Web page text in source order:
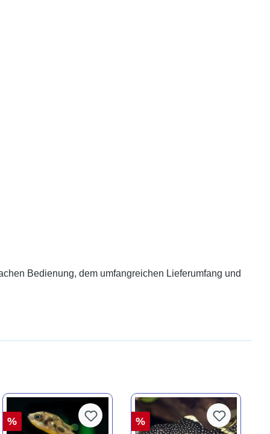
Bedienung, dem umfangreichen Lieferumfang und
%
%